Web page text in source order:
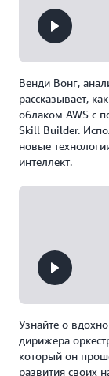
Венди Вонг,
рассказывает,
облаком AWS с
Skill Builder.
новые
интеллект.
Узнайте о
дирижера
который он
развития своих